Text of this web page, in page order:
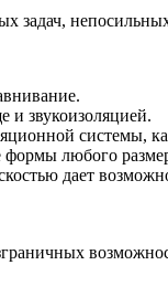
задач,
и звукоизоляцией.
системы,
любого
дает